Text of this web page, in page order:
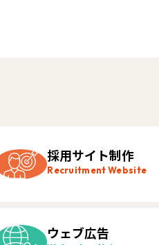
採用サイト制作
Recruitment Website
ウェブ広告